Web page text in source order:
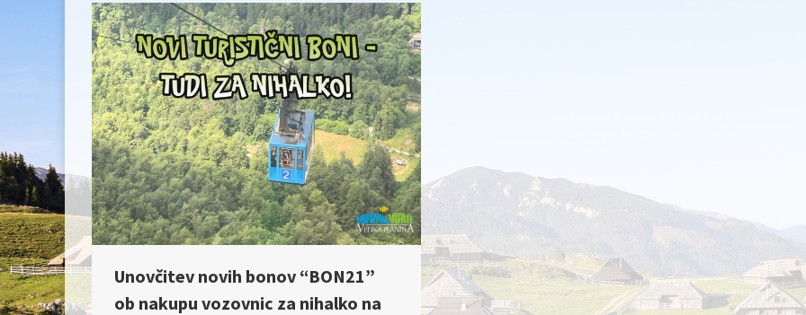
Unovčitev novih bonov “BON21”
ob nakupu vozovnic za nihalko na